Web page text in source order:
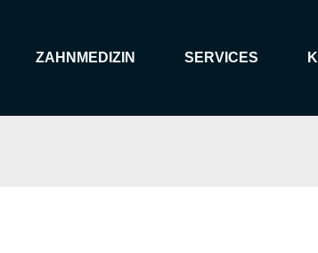
ZAHNMEDIZIN SERVICES